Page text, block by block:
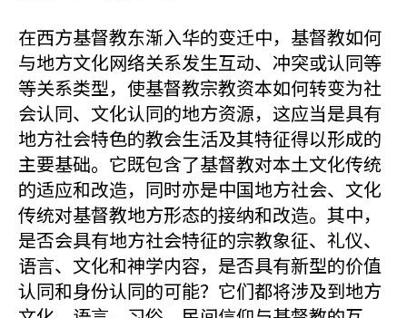
在西方基督教东渐入华的变迁中，基督教如何
与地方文化网络关系发生互动、冲突或认同等
等关系类型，使基督教宗教资本如何转变为社
会认同、文化认同的地方资源，这应当是具有
地方社会特色的教会生活及其特征得以形成的
主要基础。它既包含了基督教对本土文化传统
的适应和改造，同时亦是中国地方社会、文化
传统对基督教地方形态的接纳和改造。其中，
是否会具有地方社会特征的宗教象征、礼仪、
语言、文化和神学内容，是否具有新型的价值
认同和身份认同的可能？它们都将涉及到地方